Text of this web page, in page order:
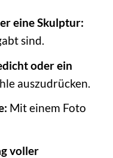
eine Skulptur:
sind.
oder ein
auszudrücken.
Mit einem Foto
voller